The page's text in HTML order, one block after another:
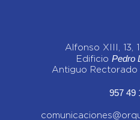
Alfonso XIII, 13,
Edificio Pedro
Antiguo Rectorado
957 49